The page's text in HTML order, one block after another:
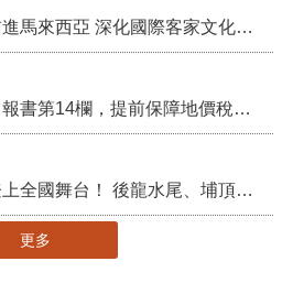
更多